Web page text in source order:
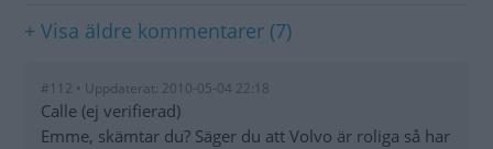
+ Visa äldre kommentarer (7)
#112 • Uppdaterat: 2010-05-04 22:18
Calle (ej verifierad)
Emme, skämtar du? Säger du att Volvo är roliga så har